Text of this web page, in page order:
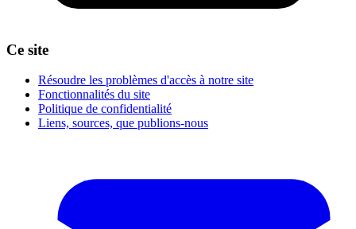
Ce site
Résoudre les problèmes d'accès à notre site
Fonctionnalités du site
Politique de confidentialité
Liens, sources, que publions-nous